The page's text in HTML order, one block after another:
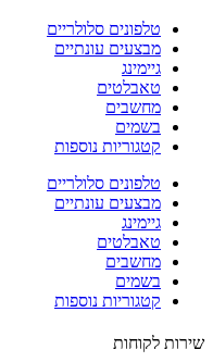
טלפונים סלולריים
מבצעים עונתיים
גיימינג
טאבלטים
מחשבים
בשמים
קטגוריות נוספות
טלפונים סלולריים
מבצעים עונתיים
גיימינג
טאבלטים
מחשבים
בשמים
קטגוריות נוספות
לקוחות